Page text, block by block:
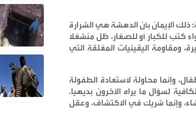
ذلك الإيمان بأن الدهشة هي الشرارة
كتب للكبار أو للصغار، ظل منشغلا
ومقاومة اليقينيات المغلقة التي
وإنما محاولة لاستعادة الطفولة
لسؤال ما يراه الآخرون بديهيا.
وإنما شريك في الاكتشاف، وعقل